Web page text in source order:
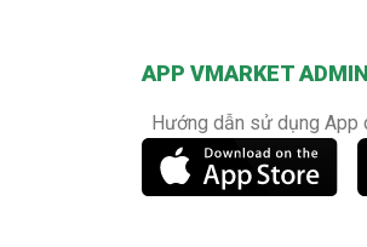
APP VMARKET
Hướng dẫn sử dụng App